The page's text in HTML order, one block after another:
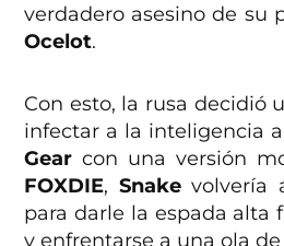
verdadero asesino de su
Ocelot.
Con esto, la rusa decidió
infectar a la inteligencia
Gear con una versión
FOXDIE, Snakevolvería
para darle la espada alta
y enfrentarse a una ola